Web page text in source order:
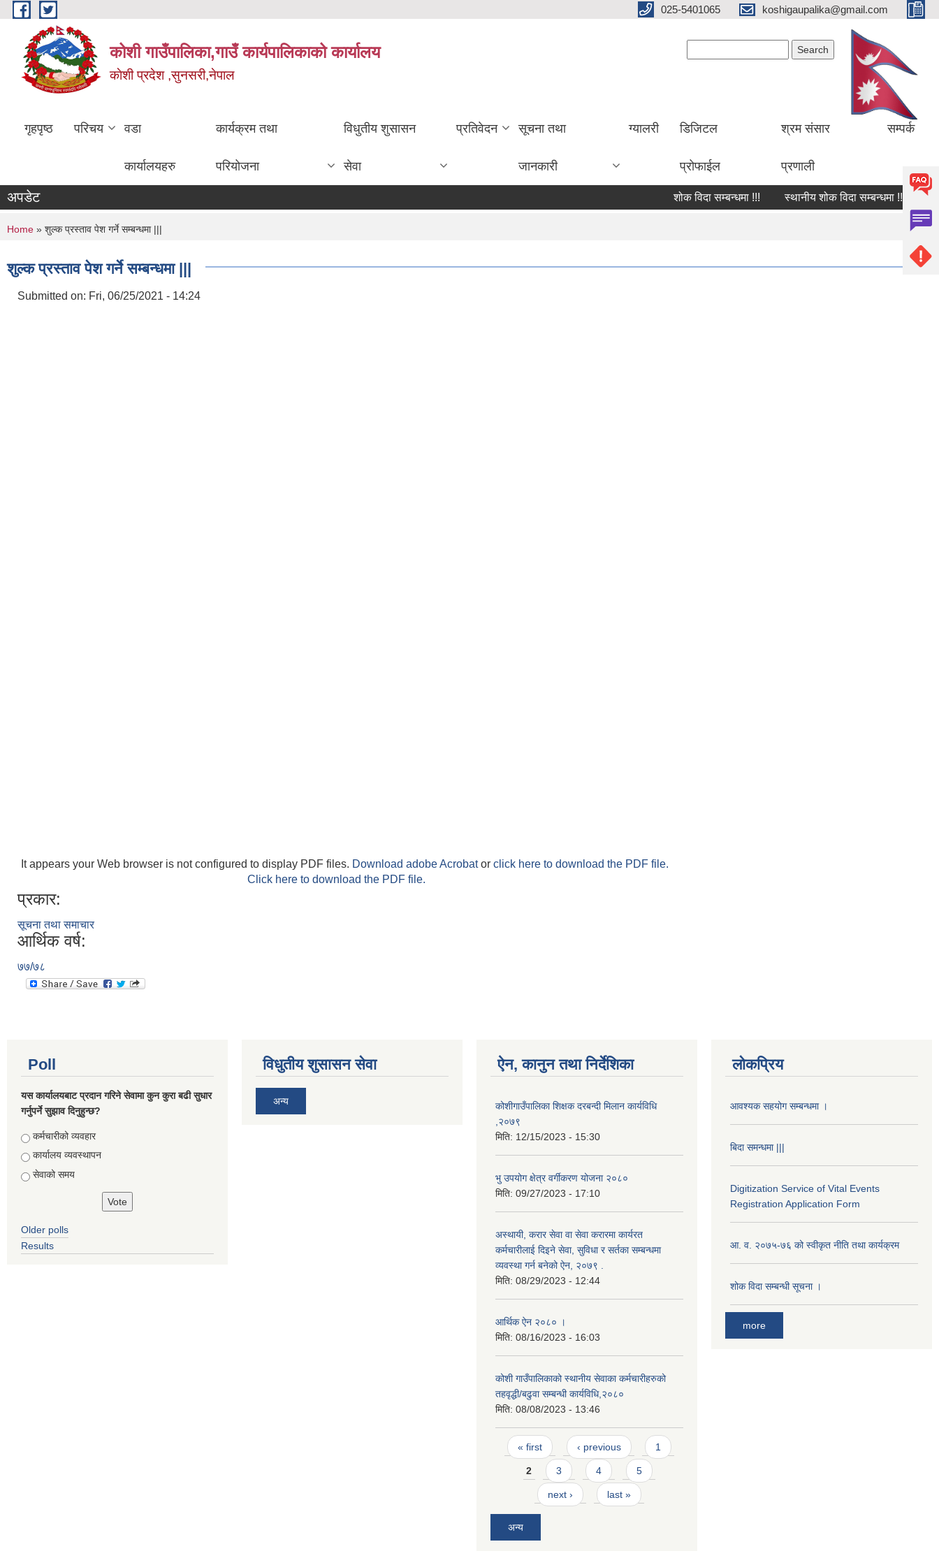
Skip to main content 025-5401065 koshigaupalika@gmail.com
कोशी गाउँपालिका,गाउँ कार्यपालिकाको कार्यालय
काेशी प्रदेश ,सुनसरी,नेपाल
गृहपृष्ठ परिचय वडा
कार्यालयहरु
कार्यक्रम तथा
परियोजना
विधुतीय शुसासन
सेवा
प्रतिवेदन सूचना तथा
जानकारी
ग्यालरी डिजिटल
प्रोफाईल
श्रम संसार
प्रणाली
सम्पर्क
अपडेट शोक विदा सम्बन्धमा !!! स्थानीय शोक विदा सम्बन्धमा !!! शोक
You are here
Home » शुल्क प्रस्ताव पेश गर्ने सम्बन्धमा |||
शुल्क प्रस्ताव पेश गर्ने सम्बन्धमा |||
Submitted on: Fri, 06/25/2021 - 14:24
It appears your Web browser is not configured to display PDF files. Download adobe Acrobator click here to download the PDF file.
Click here to download the PDF file.
प्रकार:
सूचना तथा समाचार
आर्थिक वर्ष:
७७/७८
Poll
यस कार्यालयबाट प्रदान गरिने सेवामा कुन कुरा बढी सुधार
गर्नुपर्ने सुझाव दिनुहुन्छ?
Choices
कर्मचारीको व्यवहार
कार्यालय व्यवस्थापन
सेवाको समय
Older polls
Results
विधुतीय शुसासन सेवा
अन्य
ऐन, कानुन तथा निर्देशिका
कोशीगाउँपालिका शिक्षक दरबन्दी मिलान कार्यविधि
,२०७९
मिति: 12/15/2023 - 15:30
भु उपयोग क्षेत्र वर्गीकरण योजना २०८०
मिति: 09/27/2023 - 17:10
अस्थायी, करार सेवा वा सेवा करारमा कार्यरत
कर्मचारीलाई दिइने सेवा, सुविधा र सर्तका सम्बन्धमा
व्यवस्था गर्न बनेको ऐन, २०७९ ‍.
मिति: 08/29/2023 - 12:44
आर्थिक ऐन २०८० ।
मिति: 08/16/2023 - 16:03
कोशी गाउँपालिकाको स्थानीय सेवाका कर्मचारीहरुको
तहवृद्धी/बढुवा सम्बन्धी कार्यविधि,२०८०
मिति: 08/08/2023 - 13:46
Pages
« first ‹ previous 1
2 3 4 5
next › last »
अन्य
लोकप्रिय
आवश्यक सहयोग सम्बन्धमा ।
बिदा समन्धमा |||
Digitization Service of Vital Events
Registration Application Form
आ. व. २०७५-७६ को स्वीकृत नीति तथा कार्यक्रम
शोक विदा सम्बन्धी सूचना ।
more